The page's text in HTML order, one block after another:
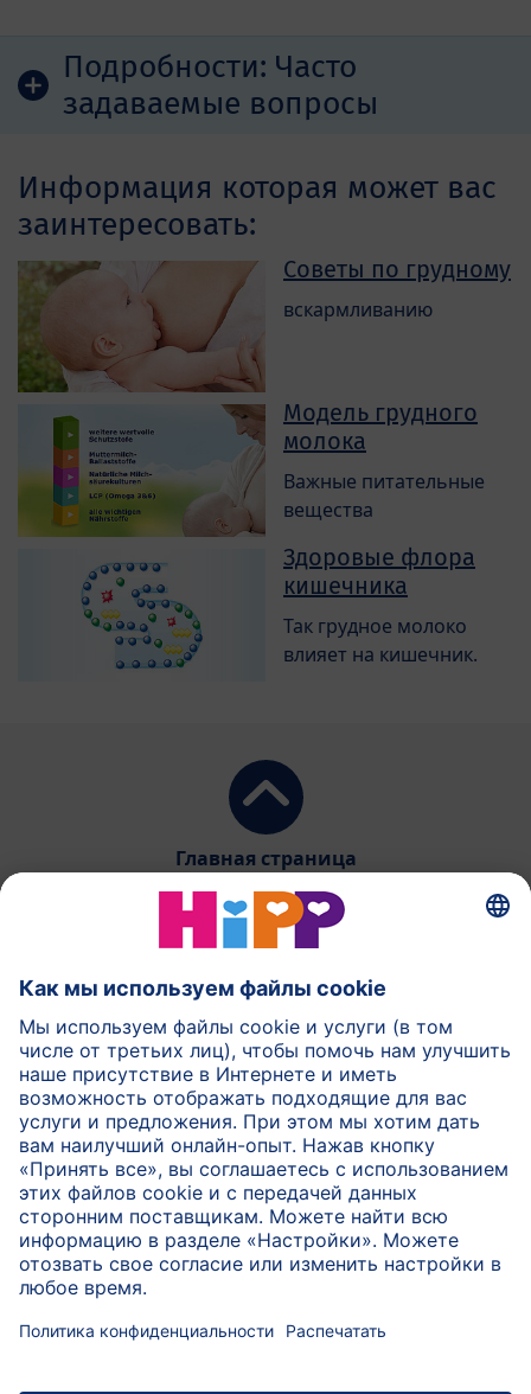
Подробности: Часто
задаваемые вопросы
Информация которая может вас
заинтересовать:
Советы по грудному
вскармливанию
Модель грудного
молока
Важные питательные
вещества
Здоровые флора
кишечника
Так грудное молоко
влияет на кишечник.
Главная страница
HiPP Молочное питание
HiPP Детское питание
HiPP Уход за кожей
HiPP Беременность
Защита данных и общие условия пользования
Выходные данные
О компании HiPP
Безопасная передача данных посредством